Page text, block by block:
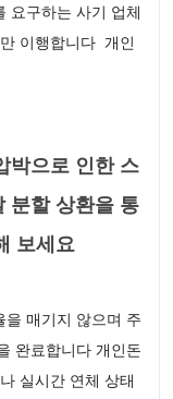
요구하는 사기 업체
이행합니다 개인
박으로 인한 스
분할 상환을 통
보세요
매기지 않으며 주
완료합니다 개인돈
실시간 연체 상태